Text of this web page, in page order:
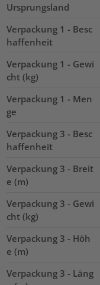
Ursprungsland
Verpackung 1 - Besc
haffenheit
Verpackung 1 - Gewi
cht (kg)
Verpackung 1 - Men
ge
Verpackung 3 - Besc
haffenheit
Verpackung 3 - Breit
e (m)
Verpackung 3 - Gewi
cht (kg)
Verpackung 3 - Höh
e (m)
Verpackung 3 - Läng